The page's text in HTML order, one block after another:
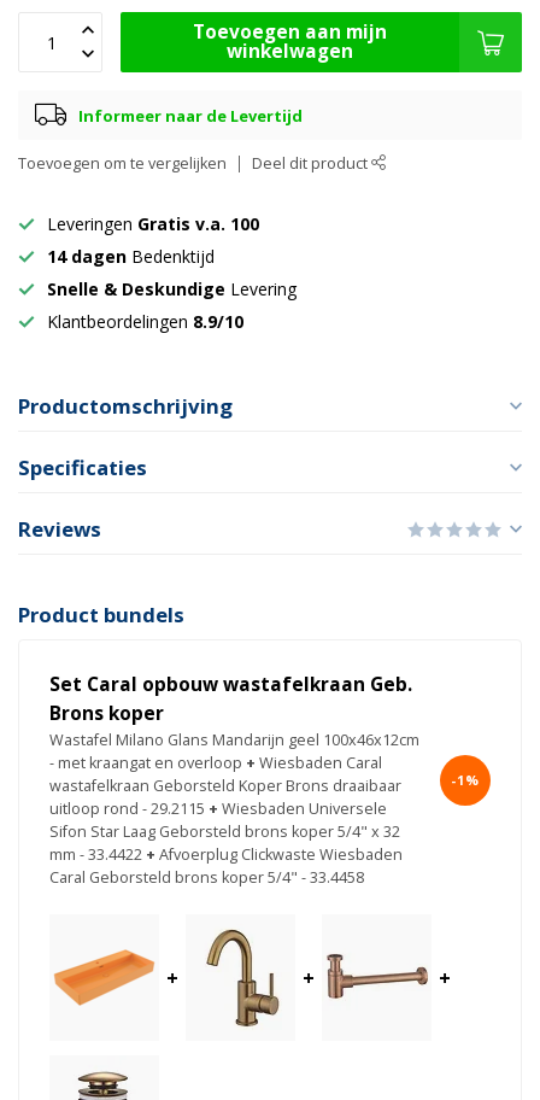
Toevoegen aan mijn
winkelwagen
Informeer naar de Levertijd
Toevoegen om te vergelijken Deel dit product
Leveringen Gratis v.a. 100
14 dagen Bedenktijd
Snelle & Deskundige Levering
Klantbeordelingen 8.9/10
Productomschrijving
Specificaties
Reviews
Product bundels
Set Caral opbouw wastafelkraan Geb.
Brons koper
Wastafel Milano Glans Mandarijn geel 100x46x12cm
- met kraangat en overloop + Wiesbaden Caral
wastafelkraan Geborsteld Koper Brons draaibaar
uitloop rond - 29.2115 + Wiesbaden Universele
Sifon Star Laag Geborsteld brons koper 5/4" x 32
mm - 33.4422 + Afvoerplug Clickwaste Wiesbaden
Caral Geborsteld brons koper 5/4" - 33.4458
-1%
+ + +